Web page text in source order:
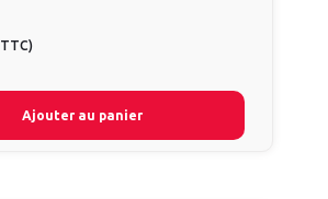
TTC)
Ajouter au panier